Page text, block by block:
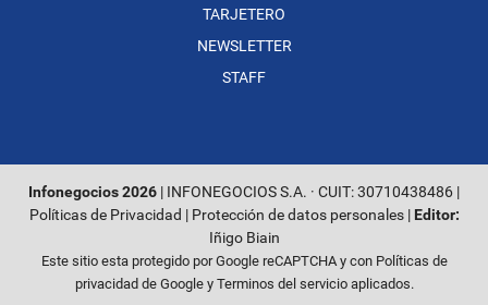
TARJETERO
NEWSLETTER
STAFF
Infonegocios 2026 | INFONEGOCIOS S.A. · CUIT: 30710438486 |
Políticas de Privacidad | Protección de datos personales| Editor:
Iñigo Biain
Este sitio esta protegido por Google reCAPTCHA y con Políticas de
privacidad de Googley Terminos del servicioaplicados.